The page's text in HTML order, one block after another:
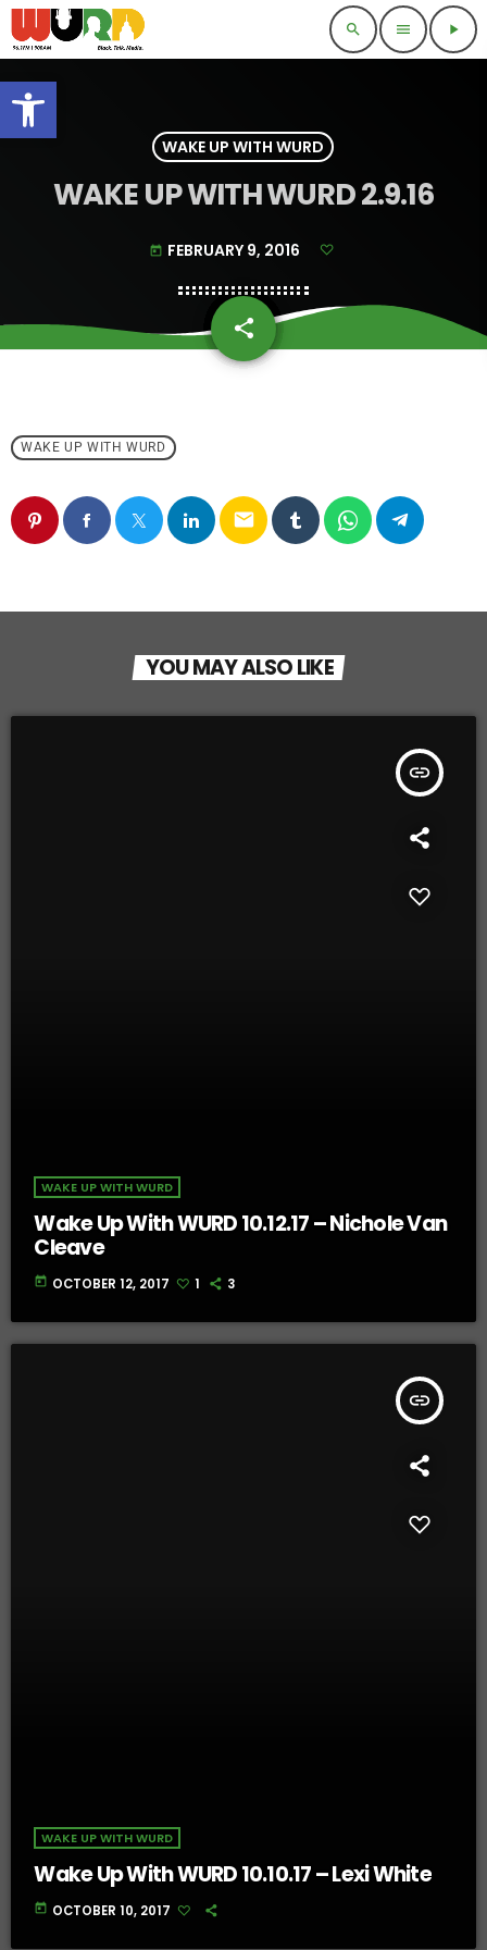
Open toolbar
search menu play_arrow
WAKE UP WITH WURD
WAKE UP WITH WURD 2.9.16
today FEBRUARY 9, 2016
share
email
WAKE UP WITH WURD
email
YOU MAY ALSO LIKE
insert_link
WAKE UP WITH WURD
Wake Up With WURD 10.12.17 – Nichole Van
Cleave
today OCTOBER 12, 2017 1 3
insert_link
WAKE UP WITH WURD
Wake Up With WURD 10.10.17 – Lexi White
today OCTOBER 10, 2017